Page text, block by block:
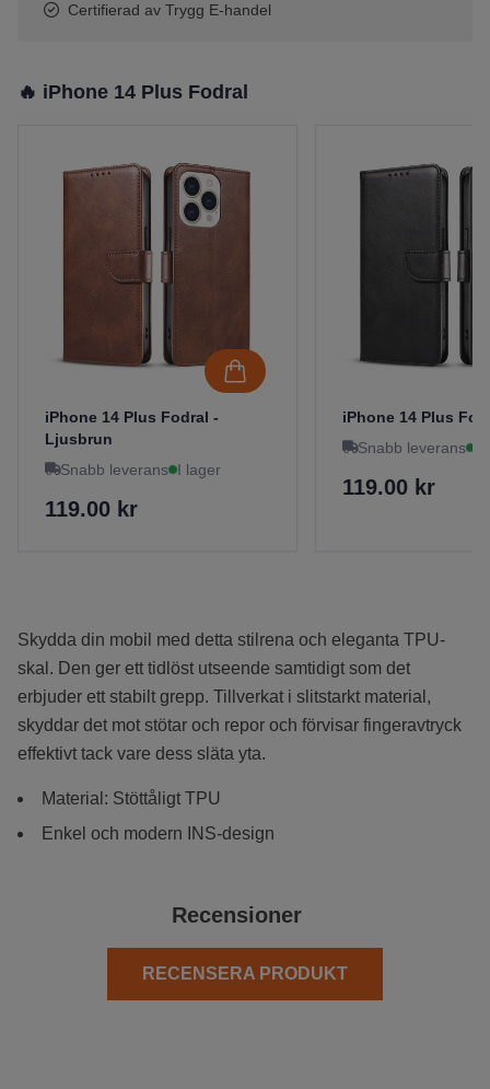
Certifierad av Trygg E-handel
🔥 iPhone 14 Plus Fodral
iPhone 14 Plus Fodral -
Ljusbrun
Snabb leverans I lager
119.00 kr
iPhone 14 Plus
Snabb leverans
119.00 kr
Skydda din mobil med detta stilrena och eleganta TPU-
skal. Den ger ett tidlöst utseende samtidigt som det
erbjuder ett stabilt grepp. Tillverkat i slitstarkt material,
skyddar det mot stötar och repor och förvisar fingeravtryck
effektivt tack vare dess släta yta.
Material: Stöttåligt TPU
Enkel och modern INS-design
Recensioner
RECENSERA PRODUKT